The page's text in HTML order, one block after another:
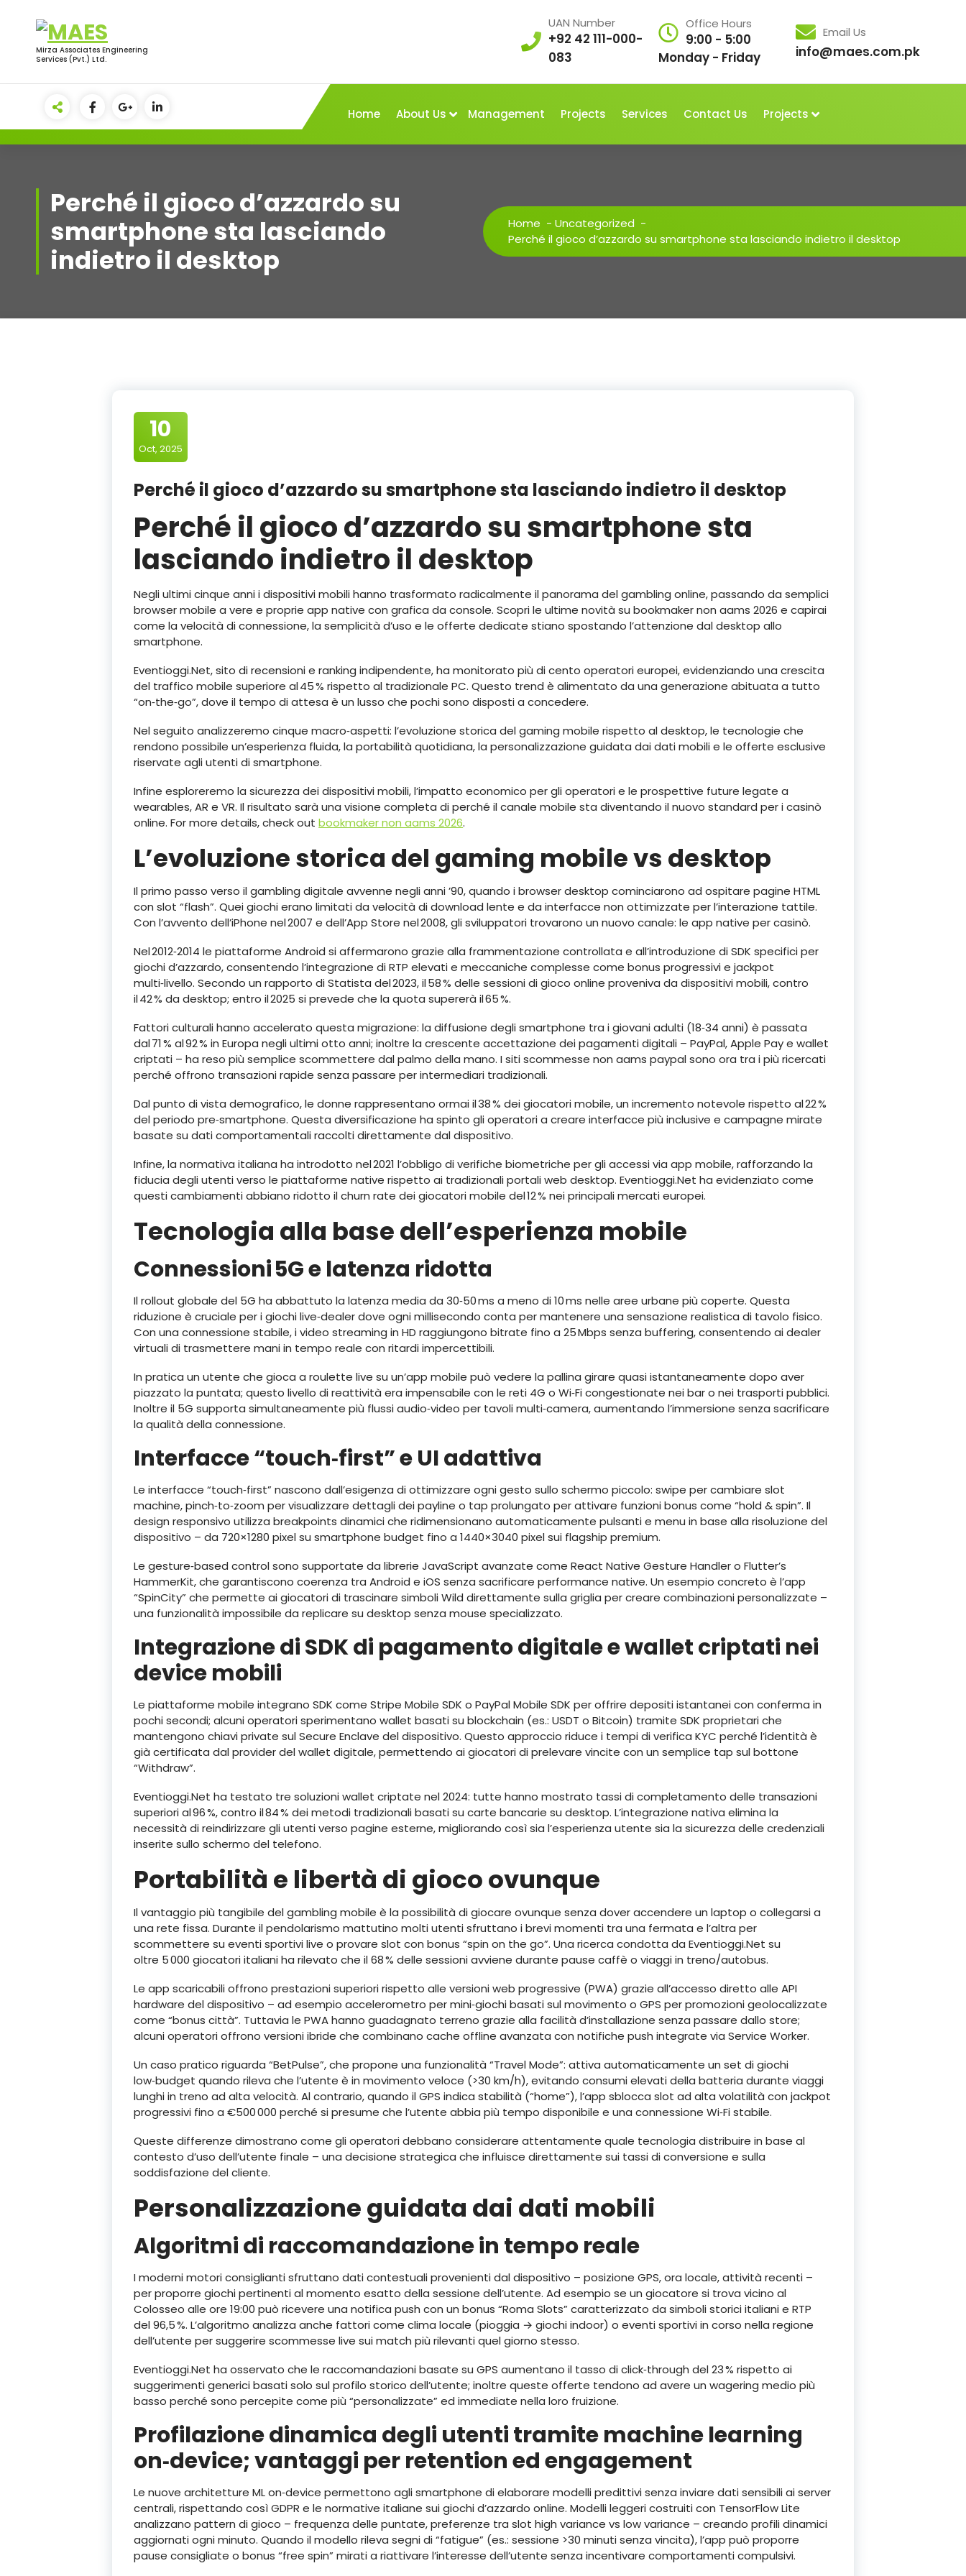
Mirza Associates Engineering
Services (Pvt.) Ltd.
UAN Number
+92 42 111-000-
083
Office Hours
9:00 - 5:00
Monday - Friday
Email Us
info@maes.com.pk
Home About Us Management Projects Services Contact Us Projects
Perché il gioco d’azzardo su
smartphone sta lasciando
indietro il desktop
Home - Uncategorized -
Perché il gioco d’azzardo su smartphone sta lasciando indietro il desktop
10
Oct, 2025
Perché il gioco d’azzardo su smartphone sta lasciando indietro il desktop
Perché il gioco d’azzardo su smartphone sta
lasciando indietro il desktop
Negli ultimi cinque anni i dispositivi mobili hanno trasformato radicalmente il panorama del gambling online, passando da semplici
browser mobile a vere e proprie app native con grafica da console. Scopri le ultime novità su bookmaker non aams 2026 e capirai
come la velocità di connessione, la semplicità d’uso e le offerte dedicate stiano spostando l’attenzione dal desktop allo
smartphone.
Eventioggi.Net, sito di recensioni e ranking indipendente, ha monitorato più di cento operatori europei, evidenziando una crescita
del traffico mobile superiore al 45 % rispetto al tradizionale PC. Questo trend è alimentato da una generazione abituata a tutto
“on‑the‑go”, dove il tempo di attesa è un lusso che pochi sono disposti a concedere.
Nel seguito analizzeremo cinque macro‑aspetti: l’evoluzione storica del gaming mobile rispetto al desktop, le tecnologie che
rendono possibile un’esperienza fluida, la portabilità quotidiana, la personalizzazione guidata dai dati mobili e le offerte esclusive
riservate agli utenti di smartphone.
Infine esploreremo la sicurezza dei dispositivi mobili, l’impatto economico per gli operatori e le prospettive future legate a
wearables, AR e VR. Il risultato sarà una visione completa di perché il canale mobile sta diventando il nuovo standard per i casinò
online. For more details, check outbookmaker non aams 2026.
L’evoluzione storica del gaming mobile vs desktop
Il primo passo verso il gambling digitale avvenne negli anni ’90, quando i browser desktop cominciarono ad ospitare pagine HTML
con slot “flash”. Quei giochi erano limitati da velocità di download lente e da interfacce non ottimizzate per l’interazione tattile.
Con l’avvento dell’iPhone nel 2007 e dell’App Store nel 2008, gli sviluppatori trovarono un nuovo canale: le app native per casinò.
Nel 2012‑2014 le piattaforme Android si affermarono grazie alla frammentazione controllata e all’introduzione di SDK specifici per
giochi d’azzardo, consentendo l’integrazione di RTP elevati e meccaniche complesse come bonus progressivi e jackpot
multi‑livello. Secondo un rapporto di Statista del 2023, il 58 % delle sessioni di gioco online proveniva da dispositivi mobili, contro
il 42 % da desktop; entro il 2025 si prevede che la quota supererà il 65 %.
Fattori culturali hanno accelerato questa migrazione: la diffusione degli smartphone tra i giovani adulti (18‑34 anni) è passata
dal 71 % al 92 % in Europa negli ultimi otto anni; inoltre la crescente accettazione dei pagamenti digitali – PayPal, Apple Pay e wallet
criptati – ha reso più semplice scommettere dal palmo della mano. I siti scommesse non aams paypal sono ora tra i più ricercati
perché offrono transazioni rapide senza passare per intermediari tradizionali.
Dal punto di vista demografico, le donne rappresentano ormai il 38 % dei giocatori mobile, un incremento notevole rispetto al 22 %
del periodo pre‑smartphone. Questa diversificazione ha spinto gli operatori a creare interfacce più inclusive e campagne mirate
basate su dati comportamentali raccolti direttamente dal dispositivo.
Infine, la normativa italiana ha introdotto nel 2021 l’obbligo di verifiche biometriche per gli accessi via app mobile, rafforzando la
fiducia degli utenti verso le piattaforme native rispetto ai tradizionali portali web desktop. Eventioggi.Net ha evidenziato come
questi cambiamenti abbiano ridotto il churn rate dei giocatori mobile del 12 % nei principali mercati europei.
Tecnologia alla base dell’esperienza mobile
Connessioni 5G e latenza ridotta
Il rollout globale del 5G ha abbattuto la latenza media da 30‑50 ms a meno di 10 ms nelle aree urbane più coperte. Questa
riduzione è cruciale per i giochi live‑dealer dove ogni millisecondo conta per mantenere una sensazione realistica di tavolo fisico.
Con una connessione stabile, i video streaming in HD raggiungono bitrate fino a 25 Mbps senza buffering, consentendo ai dealer
virtuali di trasmettere mani in tempo reale con ritardi impercettibili.
In pratica un utente che gioca a roulette live su un’app mobile può vedere la pallina girare quasi istantaneamente dopo aver
piazzato la puntata; questo livello di reattività era impensabile con le reti 4G o Wi‑Fi congestionate nei bar o nei trasporti pubblici.
Inoltre il 5G supporta simultaneamente più flussi audio‑video per tavoli multi‑camera, aumentando l’immersione senza sacrificare
la qualità della connessione.
Interfacce “touch‑first” e UI adattiva
Le interfacce “touch‑first” nascono dall’esigenza di ottimizzare ogni gesto sullo schermo piccolo: swipe per cambiare slot
machine, pinch‑to‑zoom per visualizzare dettagli dei payline o tap prolungato per attivare funzioni bonus come “hold & spin”. Il
design responsivo utilizza breakpoints dinamici che ridimensionano automaticamente pulsanti e menu in base alla risoluzione del
dispositivo – da 720×1280 pixel su smartphone budget fino a 1440×3040 pixel sui flagship premium.
Le gesture‑based control sono supportate da librerie JavaScript avanzate come React Native Gesture Handler o Flutter’s
HammerKit, che garantiscono coerenza tra Android e iOS senza sacrificare performance native. Un esempio concreto è l’app
“SpinCity” che permette ai giocatori di trascinare simboli Wild direttamente sulla griglia per creare combinazioni personalizzate –
una funzionalità impossibile da replicare su desktop senza mouse specializzato.
Integrazione di SDK di pagamento digitale e wallet criptati nei
device mobili
Le piattaforme mobile integrano SDK come Stripe Mobile SDK o PayPal Mobile SDK per offrire depositi istantanei con conferma in
pochi secondi; alcuni operatori sperimentano wallet basati su blockchain (es.: USDT o Bitcoin) tramite SDK proprietari che
mantengono chiavi private sul Secure Enclave del dispositivo. Questo approccio riduce i tempi di verifica KYC perché l’identità è
già certificata dal provider del wallet digitale, permettendo ai giocatori di prelevare vincite con un semplice tap sul bottone
“Withdraw”.
Eventioggi.Net ha testato tre soluzioni wallet criptate nel 2024: tutte hanno mostrato tassi di completamento delle transazioni
superiori al 96 %, contro il 84 % dei metodi tradizionali basati su carte bancarie su desktop. L’integrazione nativa elimina la
necessità di reindirizzare gli utenti verso pagine esterne, migliorando così sia l’esperienza utente sia la sicurezza delle credenziali
inserite sullo schermo del telefono.
Portabilità e libertà di gioco ovunque
Il vantaggio più tangibile del gambling mobile è la possibilità di giocare ovunque senza dover accendere un laptop o collegarsi a
una rete fissa. Durante il pendolarismo mattutino molti utenti sfruttano i brevi momenti tra una fermata e l’altra per
scommettere su eventi sportivi live o provare slot con bonus “spin on the go”. Una ricerca condotta da Eventioggi.Net su
oltre 5 000 giocatori italiani ha rilevato che il 68 % delle sessioni avviene durante pause caffè o viaggi in treno/autobus.
Le app scaricabili offrono prestazioni superiori rispetto alle versioni web progressive (PWA) grazie all’accesso diretto alle API
hardware del dispositivo – ad esempio accelerometro per mini‑giochi basati sul movimento o GPS per promozioni geolocalizzate
come “bonus città”. Tuttavia le PWA hanno guadagnato terreno grazie alla facilità d’installazione senza passare dallo store;
alcuni operatori offrono versioni ibride che combinano cache offline avanzata con notifiche push integrate via Service Worker.
Un caso pratico riguarda “BetPulse”, che propone una funzionalità “Travel Mode”: attiva automaticamente un set di giochi
low‑budget quando rileva che l’utente è in movimento veloce (>30 km/h), evitando consumi elevati della batteria durante viaggi
lunghi in treno ad alta velocità. Al contrario, quando il GPS indica stabilità (“home”), l’app sblocca slot ad alta volatilità con jackpot
progressivi fino a €500 000 perché si presume che l’utente abbia più tempo disponibile e una connessione Wi‑Fi stabile.
Queste differenze dimostrano come gli operatori debbano considerare attentamente quale tecnologia distribuire in base al
contesto d’uso dell’utente finale – una decisione strategica che influisce direttamente sui tassi di conversione e sulla
soddisfazione del cliente.
Personalizzazione guidata dai dati mobili
Algoritmi di raccomandazione in tempo reale
I moderni motori consiglianti sfruttano dati contestuali provenienti dal dispositivo – posizione GPS, ora locale, attività recenti –
per proporre giochi pertinenti al momento esatto della sessione dell’utente. Ad esempio se un giocatore si trova vicino al
Colosseo alle ore 19:00 può ricevere una notifica push con un bonus “Roma Slots” caratterizzato da simboli storici italiani e RTP
del 96,5 %. L’algoritmo analizza anche fattori come clima locale (pioggia → giochi indoor) o eventi sportivi in corso nella regione
dell’utente per suggerire scommesse live sui match più rilevanti quel giorno stesso.
Eventioggi.Net ha osservato che le raccomandazioni basate su GPS aumentano il tasso di click‑through del 23 % rispetto ai
suggerimenti generici basati solo sul profilo storico dell’utente; inoltre queste offerte tendono ad avere un wagering medio più
basso perché sono percepite come più “personalizzate” ed immediate nella loro fruizione.
Profilazione dinamica degli utenti tramite machine learning
on‑device; vantaggi per retention ed engagement
Le nuove architetture ML on‑device permettono agli smartphone di elaborare modelli predittivi senza inviare dati sensibili ai server
centrali, rispettando così GDPR e le normative italiane sui giochi d’azzardo online. Modelli leggeri costruiti con TensorFlow Lite
analizzano pattern di gioco – frequenza delle puntate, preferenze tra slot high variance vs low variance – creando profili dinamici
aggiornati ogni minuto. Quando il modello rileva segni di “fatigue” (es.: sessione >30 minuti senza vincita), l’app può proporre
pause consigliate o bonus “free spin” mirati a riattivare l’interesse dell’utente senza incentivare comportamenti compulsivi.